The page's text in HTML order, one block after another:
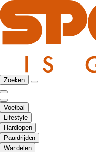
Zoeken
Voetbal
Lifestyle
Hardlopen
Paardrijden
Wandelen